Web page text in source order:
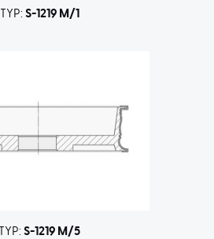
TYP: S-1219 M/1
TYP: S-1219 M/5